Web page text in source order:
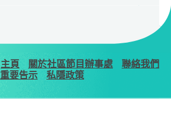
主頁 關於社區節目辦事處
聯絡我們
重要告示 私隱政策